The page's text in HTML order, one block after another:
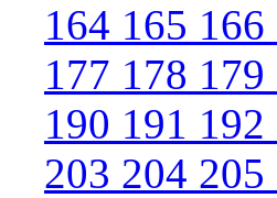
164 165 166
177 178 179
190 191 192
203 204 205